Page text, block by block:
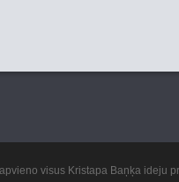
visus Kristapa Baņķa ideju